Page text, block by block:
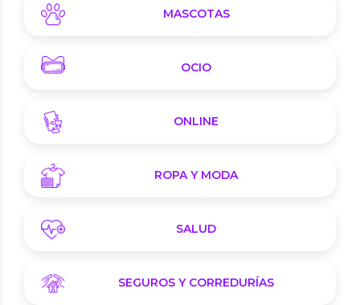
MASCOTAS
OCIO
ONLINE
ROPA Y MODA
SALUD
SEGUROS Y CORREDURÍAS